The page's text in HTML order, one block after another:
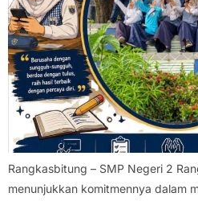
Rangkasbitung – SMP Negeri 2
menunjukkan komitmennya dalam